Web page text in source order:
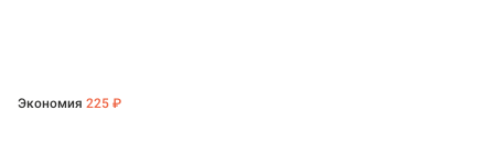
Экономия 225 ₽